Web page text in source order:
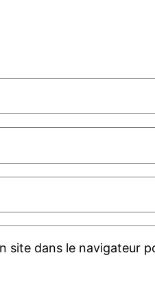
site dans le navigateur